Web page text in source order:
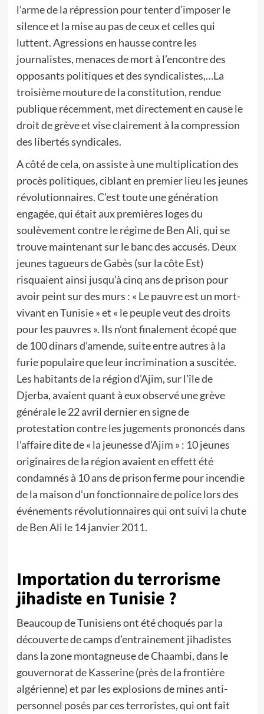
l’arme de la répression pour tenter d’imposer le
silence et la mise au pas de ceux et celles qui
luttent. Agressions en hausse contre les
journalistes, menaces de mort à l’encontre des
opposants politiques et des syndicalistes,…La
troisième mouture de la constitution, rendue
publique récemment, met directement en cause le
droit de grève et vise clairement à la compression
des libertés syndicales.
A côté de cela, on assiste à une multiplication des
procès politiques, ciblant en premier lieu les jeunes
révolutionnaires. C’est toute une génération
engagée, qui était aux premières loges du
soulèvement contre le régime de Ben Ali, qui se
trouve maintenant sur le banc des accusés. Deux
jeunes tagueurs de Gabès (sur la côte Est)
risquaient ainsi jusqu’à cinq ans de prison pour
avoir peint sur des murs : « Le pauvre est un mort-
vivant en Tunisie » et « le peuple veut des droits
pour les pauvres ». Ils n’ont finalement écopé que
de 100 dinars d’amende, suite entre autres à la
furie populaire que leur incrimination a suscitée.
Les habitants de la région d’Ajim, sur l’île de
Djerba, avaient quant à eux observé une grève
générale le 22 avril dernier en signe de
protestation contre les jugements prononcés dans
l’affaire dite de « la jeunesse d’Ajim » : 10 jeunes
originaires de la région avaient en effett été
condamnés à 10 ans de prison ferme pour incendie
de la maison d’un fonctionnaire de police lors des
événements révolutionnaires qui ont suivi la chute
de Ben Ali le 14 janvier 2011.
Importation du terrorisme
jihadiste en Tunisie ?
Beaucoup de Tunisiens ont été choqués par la
découverte de camps d’entrainement jihadistes
dans la zone montagneuse de Chaambi, dans le
gouvernorat de Kasserine (près de la frontière
algérienne) et par les explosions de mines anti-
personnel posés par ces terroristes, qui ont fait